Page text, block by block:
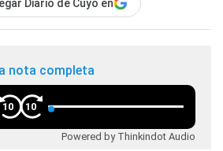
Diario de Cuyo en
nota completa
10 10
Powered by Thinkindot Audio